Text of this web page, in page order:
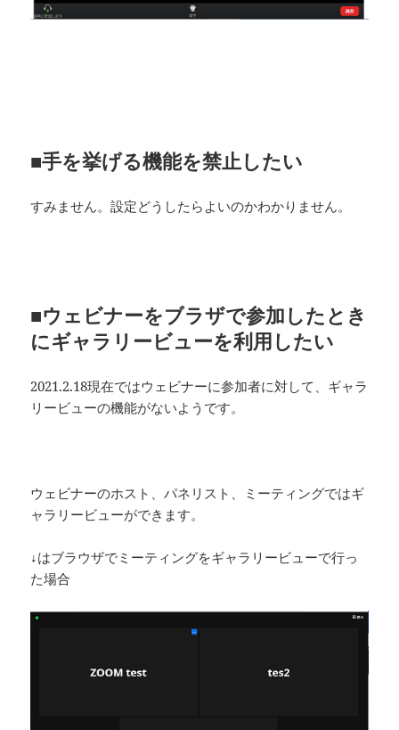
■手を挙げる機能を禁止したい
すみません。設定どうしたらよいのかわかりません。
■ウェビナーをブラザで参加したとき
にギャラリービューを利用したい
2021.2.18現在ではウェビナーに参加者に対して、ギャラ
リービューの機能がないようです。
ウェビナーのホスト、パネリスト、ミーティングではギ
ャラリービューができます。
↓はブラウザでミーティングをギャラリービューで行っ
た場合